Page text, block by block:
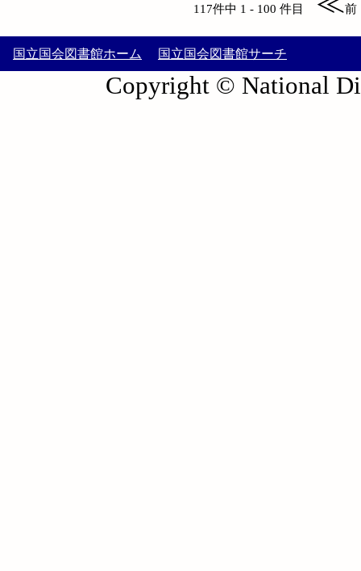
117件中 1 - 100 件目 前
国立国会図書館ホーム 国立国会図書館サーチ
Copyright © National